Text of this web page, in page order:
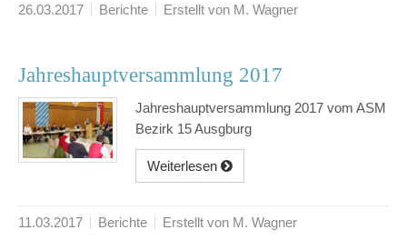
26.03.2017 Berichte Erstellt von M. Wagner
Jahreshauptversammlung 2017
Jahreshauptversammlung 2017 vom ASM
Bezirk 15 Ausgburg
Weiterlesen
11.03.2017 Berichte Erstellt von M. Wagner